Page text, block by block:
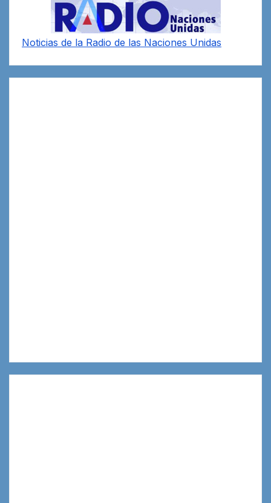
Noticias de la Radio de las Naciones Unidas